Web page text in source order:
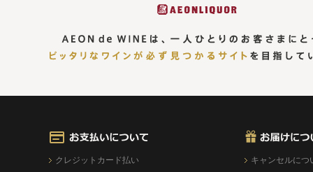
クレジットカード払い
キャンセルにつ